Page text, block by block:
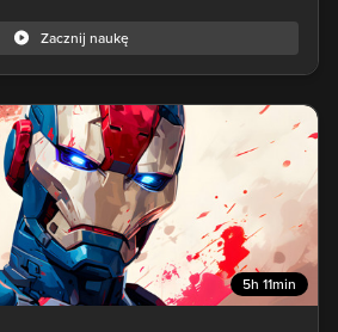
Zacznij naukę
5h 11min